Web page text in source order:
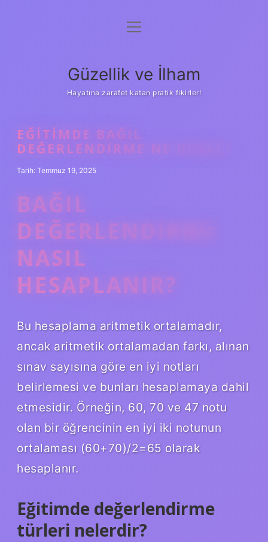
Anasayfa
Yasal Uyarı
menüyü
Güzellik ve İlham
Hayatına zarafet katan pratik fikirler!
EĞITIMDE BAĞIL
DEĞERLENDIRME NE DEMEK
Tarih: Temmuz 19, 2025
BAĞIL
DEĞERLENDIRME
NASIL
HESAPLANIR?
Bu hesaplama aritmetik ortalamadır,
ancak aritmetik ortalamadan farkı, alınan
sınav sayısına göre en iyi notları
belirlemesi ve bunları hesaplamaya dahil
etmesidir. Örneğin, 60, 70 ve 47 notu
olan bir öğrencinin en iyi iki notunun
ortalaması (60+70)/2=65 olarak
hesaplanır.
Eğitimde değerlendirme
türleri nelerdir?